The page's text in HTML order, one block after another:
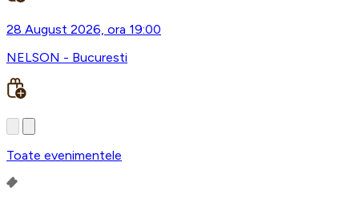
28 August 2026, ora 19:00
NELSON - Bucuresti
Toate evenimentele